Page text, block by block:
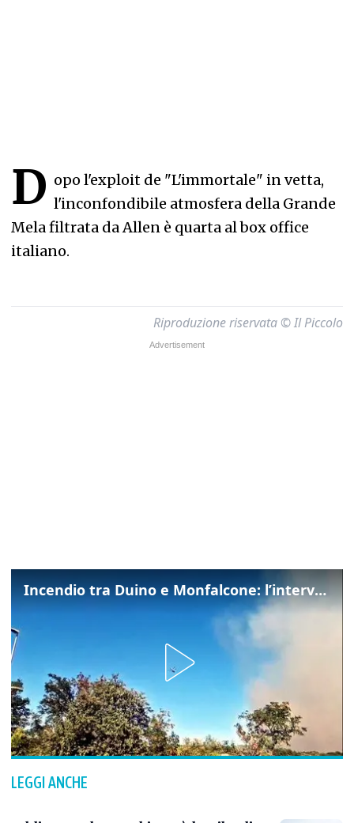
D opo l'exploit de "L'immortale" in vetta,
l'inconfondibile atmosfera della Grande
Mela filtrata da Allen è quarta al box office
italiano.
Riproduzione riservata © Il Piccolo
Incendio tra Duino e Monfalcone: l’intervento dei vigili del fuoco
LEGGI ANCHE